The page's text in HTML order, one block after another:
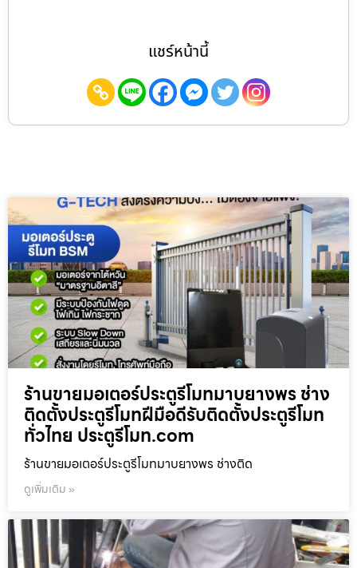
แชร์หน้านี้
ร้านขายมอเตอร์ประตูรีโมทมาบยางพร ช่าง
ติดตั้งประตูรีโมทฝีมือดีรับติดตั้งประตูรีโมท
ทั่วไทย ประตูรีโมท.com
ร้านขายมอเตอร์ประตูรีโมทมาบยางพร ช่างติด
ดูเพิ่มเติม »